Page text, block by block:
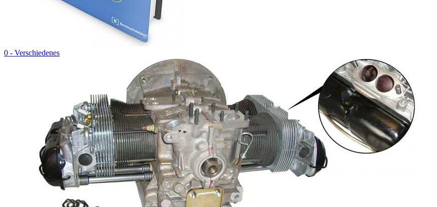
0 - Verschiedenes